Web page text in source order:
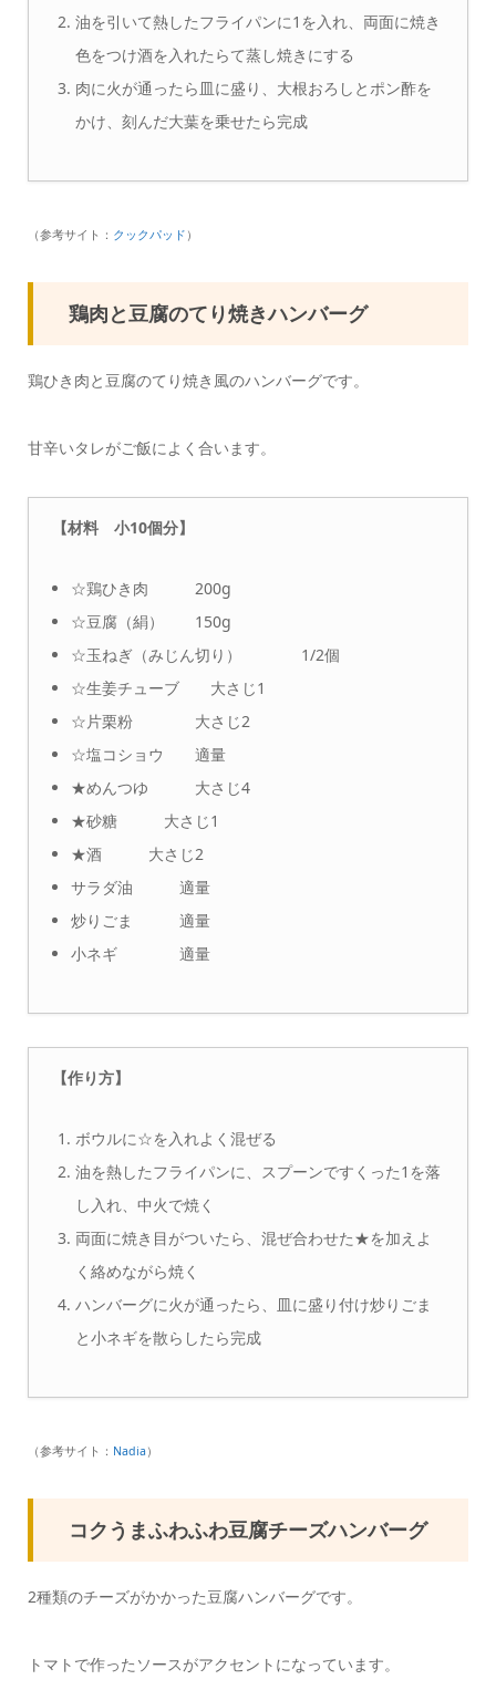
油を引いて熱したフライパンに1を入れ、両面に焼き
色をつけ酒を入れたらて蒸し焼きにする
肉に火が通ったら皿に盛り、大根おろしとポン酢を
かけ、刻んだ大葉を乗せたら完成
（参考サイト： クックパッド ）
鶏肉と豆腐のてり焼きハンバーグ
鶏ひき肉と豆腐のてり焼き風のハンバーグです。
甘辛いタレがご飯によく合います。
【材料 小10個分】
☆鶏ひき肉 200g
☆豆腐（絹） 150g
☆玉ねぎ（みじん切り） 1/2個
☆生姜チューブ 大さじ1
☆片栗粉 大さじ2
☆塩コショウ 適量
★めんつゆ 大さじ4
★砂糖 大さじ1
★酒 大さじ2
サラダ油 適量
炒りごま 適量
小ネギ 適量
【作り方】
ボウルに☆を入れよく混ぜる
油を熱したフライパンに、スプーンですくった1を落
し入れ、中火で焼く
両面に焼き目がついたら、混ぜ合わせた★を加えよ
く絡めながら焼く
ハンバーグに火が通ったら、皿に盛り付け炒りごま
と小ネギを散らしたら完成
（参考サイト： Nadia）
コクうまふわふわ豆腐チーズハンバーグ
2種類のチーズがかかった豆腐ハンバーグです。
トマトで作ったソースがアクセントになっています。